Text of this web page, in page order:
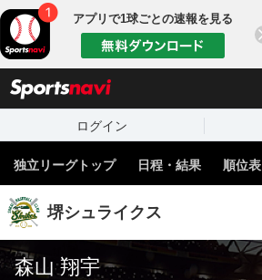
アプリで1球ごとの速報を見る
ログイン
独立リーグトップ 日程・結果 順位表
堺シュライクス
森山 翔宇